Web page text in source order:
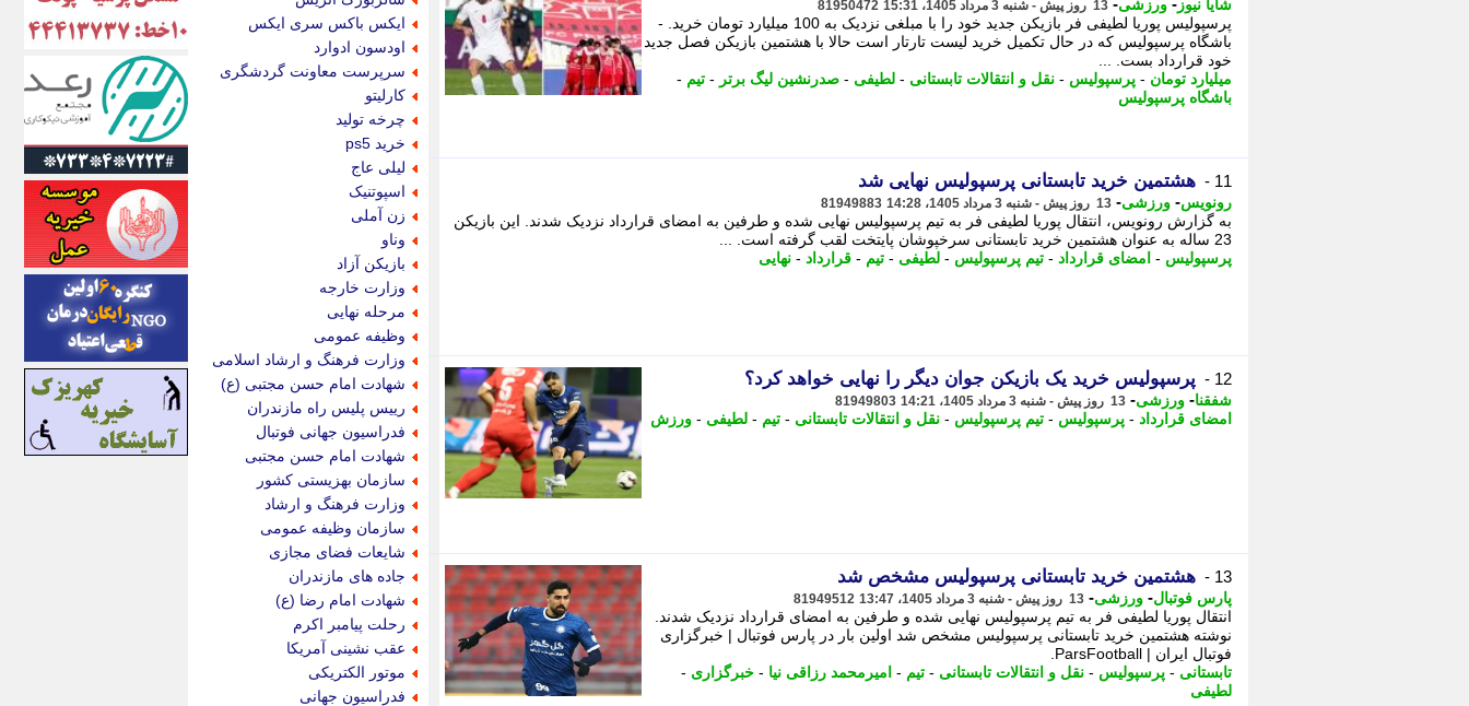
شایا نیوز - ورزشی- 13 روز پیش - شنبه 3 مرداد 1405، 15:31 81950472
پرسپولیس پوریا لطیفی فر بازیکن جدید خود را با مبلغی نزدیک به 100 میلیارد تومان خرید. -
باشگاه پرسپولیس که در حال تکمیل خرید لیست تارتار است حالا با هشتمین بازیکن فصل جدید
خود قرارداد بست. ...
میلیارد تومان - پرسپولیس - نقل و انتقالات تابستانی - لطیفی - صدرنشین لیگ برتر - تیم -
باشگاه پرسپولیس
11 - هشتمین خرید تابستانی پرسپولیس نهایی شد
رونویس- ورزشی- 13 روز پیش - شنبه 3 مرداد 1405، 14:28 81949883
به گزارش رونویس، انتقال پوریا لطیفی فر به تیم پرسپولیس نهایی شده و طرفین به امضای قرارداد نزدیک شدند. این بازیکن
23 ساله به عنوان هشتمین خرید تابستانی سرخپوشان پایتخت لقب گرفته است. ...
پرسپولیس - امضای قرارداد - تیم پرسپولیس - لطیفی - تیم - قرارداد - نهایی
12 - پرسپولیس خرید یک بازیکن جوان دیگر را نهایی خواهد کرد؟
شفقنا- ورزشی- 13 روز پیش - شنبه 3 مرداد 1405، 14:21 81949803
امضای قرارداد - پرسپولیس - تیم پرسپولیس - نقل و انتقالات تابستانی - تیم - لطیفی - ورزش
13 - هشتمین خرید تابستانی پرسپولیس مشخص شد
پارس فوتبال- ورزشی- 13 روز پیش - شنبه 3 مرداد 1405، 13:47 81949512
انتقال پوریا لطیفی فر به تیم پرسپولیس نهایی شده و طرفین به امضای قرارداد نزدیک شدند.
نوشته هشتمین خرید تابستانی پرسپولیس مشخص شد اولین بار در پارس فوتبال | خبرگزاری
فوتبال ایران | ParsFootball.
تابستانی - پرسپولیس - نقل و انتقالات تابستانی - تیم - امیرمحمد رزاقی نیا - خبرگزاری -
لطیفی
ایکس باکس سری ایکس
اودسون ادوارد
سرپرست معاونت گردشگری
کارلیتو
چرخه تولید
خرید ps5
لیلی عاج
اسپوتنیک
زن آملی
وناو
بازیکن آزاد
وزارت خارجه
مرحله نهایی
وظیفه عمومی
وزارت فرهنگ و ارشاد اسلامی
شهادت امام حسن مجتبی (ع)
رییس پلیس راه مازندران
فدراسیون جهانی فوتبال
شهادت امام حسن مجتبی
سازمان بهزیستی کشور
وزارت فرهنگ و ارشاد
سازمان وظیفه عمومی
شایعات فضای مجازی
جاده های مازندران
شهادت امام رضا (ع)
رحلت پیامبر اکرم
عقب نشینی آمریکا
موتور الکتریکی
فدراسیون جهانی
ایران آنلاین
ایران زندگی
ایران فوری
ایرانی روز
ایرانیتال
ایرنا
ایسکانیوز
ایسنا
ایکنا
ایلنا
اینتیتر
ایونا نیوز
بازتاب آنلاین
باشگاه خبرنگاران
باغستان نیوز
بامبوک
ببین و بخون
بدینسان
بنکر